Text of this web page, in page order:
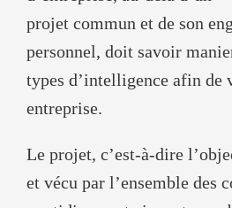
projet commun et de son
personnel, doit savoir
types d’intelligence afin de
entreprise.
Le projet, c’est-à-dire
et vécu par l’ensemble des